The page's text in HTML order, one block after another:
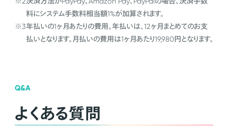
料にシステム手数料相当額1%が加算されます。
※3年払いの1ヶ月あたりの費用。年払いは、12ヶ月まとめてのお支
払いとなります。月払いの費用は1ヶ月あたり19,980円となります。
Q&A
よくある質問